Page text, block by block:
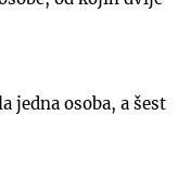
jedna osoba, a šest